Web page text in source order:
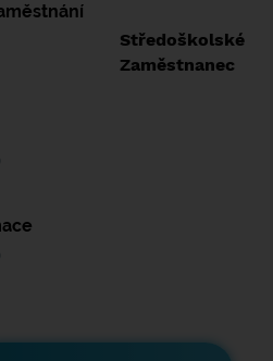
Středoškolské
Zaměstnanec